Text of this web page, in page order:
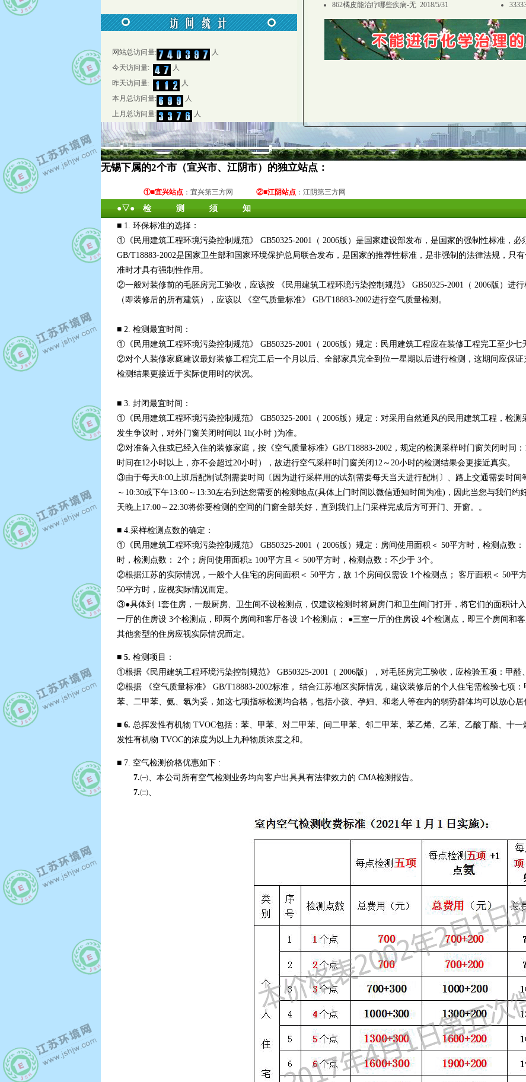
网站总访问量:
人
今天访问量:
人
昨天访问量:
人
本月总访问量:
人
上月总访问量:
人
862橘皮能治疗哪些疾病-无 2018/5/31
无锡下属的2个市（宜兴市、江阴市）的独立站点：
①■宜兴站点 ： 宜兴第三方网 ②■江阴站点 ： 江阴第三方网
●▽● 检 测 须 知
■ 1. 环保标准的选择：
①《民用建筑工程环境污染控制规范》 GB50325-2001（ 2006版）是国家建设部发布，是国家的强制性标准，必
GB/T18883-2002是国家卫生部和国家环境保护总局联合发布，是国家的推荐性标准，是非强制的法律法规，只
准时才具有强制性作用。
②一般对装修前的毛胚房完工验收，应该按 《民用建筑工程环境污染控制规范》 GB50325-2001（ 2006版）进
（即装修后的所有建筑），应该以 《空气质量标准》 GB/T18883-2002进行空气质量检测。
■ 2. 检测最宜时间：
①《民用建筑工程环境污染控制规范》 GB50325-2001（ 2006版）规定：民用建筑工程应在装修工程完工至少七
②对个人装修家庭建议最好装修工程完工后一个月以后、全部家具完全到位一星期以后进行检测，这期间应保
检测结果更接近于实际使用时的状况。
■ 3. 封闭最宜时间：
①《民用建筑工程环境污染控制规范》 GB50325-2001（ 2006版）规定：对采用自然通风的民用建筑工程，检
发生争议时，对外门窗关闭时间以 1h(小时 )为准。
②对准备入住或已经入住的装修家庭，按《空气质量标准》GB/T18883-2002，规定的检测采样时门窗关闭时间
时间在12小时以上，亦不会超过20小时），故进行空气采样时门窗关闭12～20小时的检测结果会更接近真实。
③由于每天8:00上班后配制试剂需要时间〔因为进行采样用的试剂需要每天当天进行配制〕、路上交通需要时间
～10:30或下午13:00～13:30左右到达您需要的检测地点(具体上门时间以微信通知时间为准)，因此当您与我们
天晚上17:00～22:30将你要检测的空间的门窗全部关好，直到我们上门采样完成后方可开门、开窗。。
■ 4.采样检测点数的确定：
①《民用建筑工程环境污染控制规范》 GB50325-2001（ 2006版）规定：房间使用面积＜ 50平方时，检测点数
时，检测点数： 2个；房间使用面积≥ 100平方且＜ 500平方时，检测点数：不少于 3个。
②根据江苏的实际情况，一般个人住宅的房间面积＜ 50平方，故 1个房间仅需设 1个检测点； 客厅面积＜ 50平
50平方时，应视实际情况而定。
③●具体到 1套住房，一般厨房、卫生间不设检测点，仅建议检测时将厨房门和卫生间门打开，将它们的面积计
一厅的住房设 3个检测点，即两个房间和客厅各设 1个检测点； ●三室一厅的住房设 4个检测点，即三个房间和
其他套型的住房应视实际情况而定。
■ 5. 检测项目：
①根据《民用建筑工程环境污染控制规范》 GB50325-2001（ 2006版），对毛胚房完工验收，应检验五项：甲醛
②根据 《空气质量标准》 GB/T18883-2002标准， 结合江苏地区实际情况，建议装修后的个人住宅需检验七项
苯、二甲苯、氨、氡为妥，如这七项指标检测均合格，包括小孩、孕妇、和老人等在内的弱势群体均可以放心居
■ 6. 总挥发性有机物 TVOC包括：苯、甲苯、对二甲苯、间二甲苯、邻二甲苯、苯乙烯、乙苯、乙酸丁酯、十
发性有机物 TVOC的浓度为以上九种物质浓度之和。
■ 7. 空气检测价格优惠如下 :
7.㈠、本公司所有空气检测业务均向客户出具具有法律效力的 CMA检测报告。
7.㈡、